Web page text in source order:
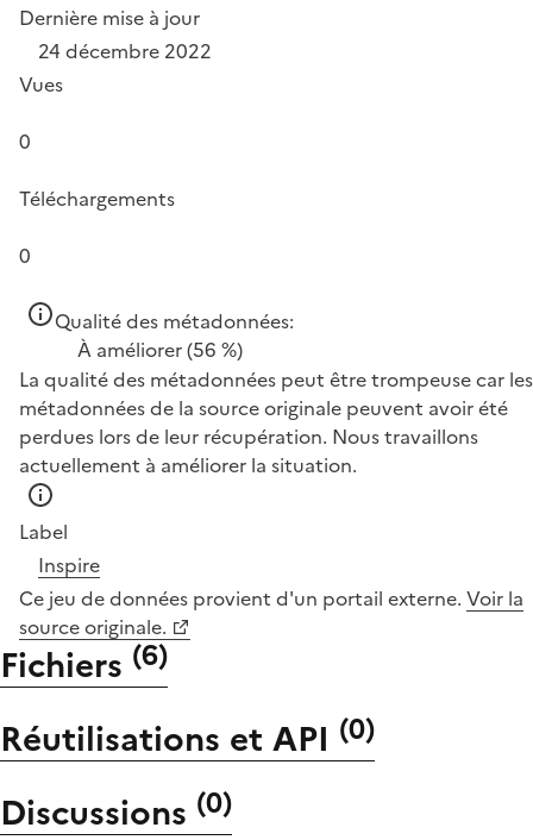
Dernière mise à jour
24 décembre 2022
Vues
0
Téléchargements
0
Qualité des métadonnées:
À améliorer(56 %)
La qualité des métadonnées peut être trompeuse car les
métadonnées de la source originale peuvent avoir été
perdues lors de leur récupération. Nous travaillons
actuellement à améliorer la situation.
Label
Inspire
Ce jeu de données provient d'un portail externe. Voir la
source originale.
Fichiers (6)
Réutilisations et API (0)
Discussions (0)